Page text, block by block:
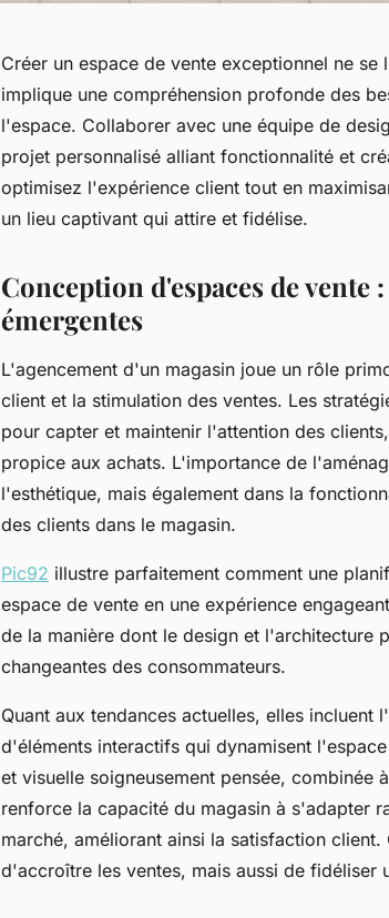
Créer un espace de vente exceptionnel ne
implique une compréhension profonde des
l'espace. Collaborer avec une équipe de
projet personnalisé alliant fonctionnalité et
optimisez l'expérience client tout en
un lieu captivant qui attire et fidélise.
Conception d'espaces de vente
émergentes
L'agencement d'un magasin joue un rôle
client et la stimulation des ventes. Les
pour capter et maintenir l'attention des
propice aux achats. L'importance de
l'esthétique, mais également dans la
des clients dans le magasin.
Pic92 illustre parfaitement comment une
espace de vente en une expérience
de la manière dont le design et l'architecture
changeantes des consommateurs.
Quant aux tendances actuelles, elles
d'éléments interactifs qui dynamisent
et visuelle soigneusement pensée, combinée
renforce la capacité du magasin à s'adapter
marché, améliorant ainsi la satisfaction
d'accroître les ventes, mais aussi de fidéliser